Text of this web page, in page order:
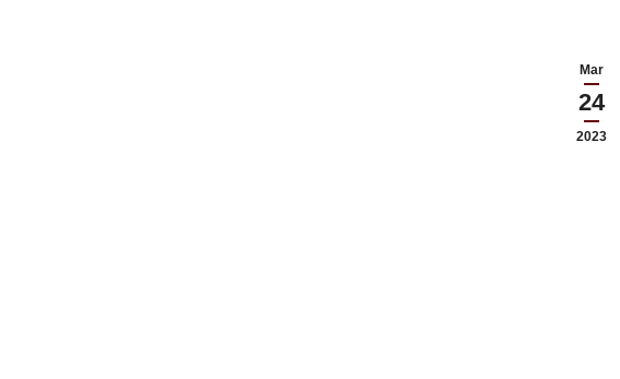
Mar
24
2023